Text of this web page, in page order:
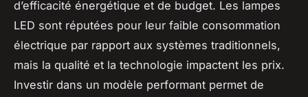
d’efficacité énergétique et de budget. Les lampes
LED sont réputées pour leur faible consommation
électrique par rapport aux systèmes traditionnels,
mais la qualité et la technologie impactent les prix.
Investir dans un modèle performant permet de